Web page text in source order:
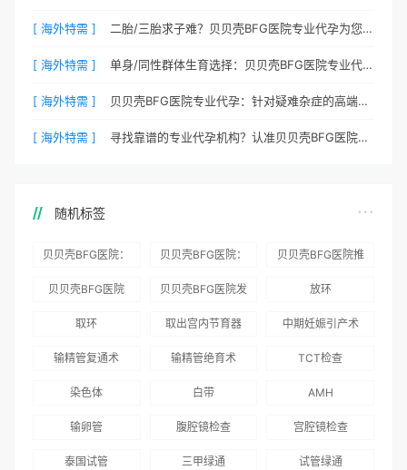
[ 海外特需 ] 二胎/三胎求子难？贝贝壳BFG医院专业代孕为您分忧
[ 海外特需 ] 单身/同性群体生育选择：贝贝壳BFG医院专业代孕包容方案
[ 海外特需 ] 贝贝壳BFG医院专业代孕：针对疑难杂症的高端定制生育服务
[ 海外特需 ] 寻找靠谱的专业代孕机构？认准贝贝壳BFG医院官方渠道
随机标签
贝贝壳BFG医院：
务
贝贝壳BFG医院：
术”和“法律支持”
贝贝壳BFG医院推
贝贝壳BFG医院
贝贝壳BFG医院发
国版）》
放环
取环 取出宫内节育器 中期妊娠引产术
输精管复通术 输精管绝育术 TCT检查
染色体 白带 AMH
输卵管 腹腔镜检查 宫腔镜检查
泰国试管 三甲绿通 试管绿通